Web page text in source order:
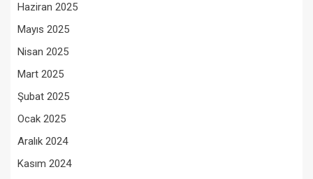
Haziran 2025
Mayıs 2025
Nisan 2025
Mart 2025
Şubat 2025
Ocak 2025
Aralık 2024
Kasım 2024